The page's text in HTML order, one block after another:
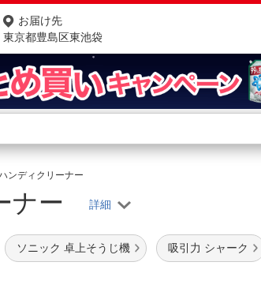
お届け先
東京都豊島区東池袋
ングからさがす
リ一覧からさがす
ンディクリーナー
ナー
ソニック 卓上そうじ機 吸引力 シャーク